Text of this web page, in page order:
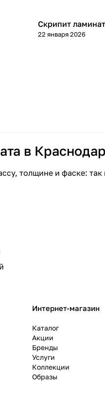
Напольные
Скрипит
22 января 2026
в
толщине и фаске:
Интернет-магазин
Каталог
Акции
Бренды
Услуги
Коллекции
Образы